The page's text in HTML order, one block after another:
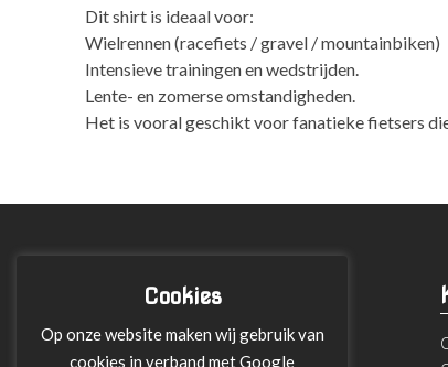
Dit shirt is ideaal voor:
Wielrennen (racefiets / gravel / mountainbiken)
Intensieve trainingen en wedstrijden.
Lente- en zomerse omstandigheden.
Het is vooral geschikt voor fanatieke fietsers
INFORMATIE
Over ons
Cookies
Op onze website maken wij gebruik van
cookies in verband met Google